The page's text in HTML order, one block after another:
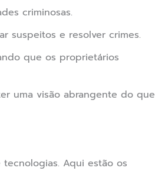
criminosas.
suspeitos e resolver crimes.
que os proprietários
uma visão abrangente do que
Aqui estão os